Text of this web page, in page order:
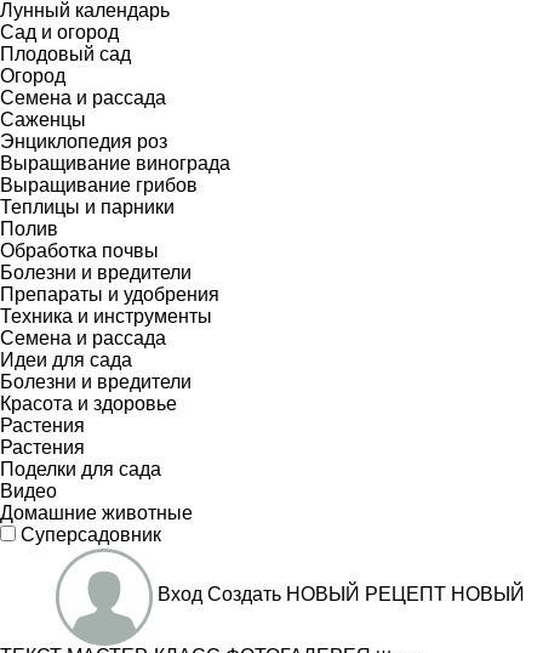
Лунный календарь
Сад и огород
Плодовый сад
Огород
Семена и рассада
Саженцы
Энциклопедия роз
Выращивание винограда
Выращивание грибов
Теплицы и парники
Полив
Обработка почвы
Болезни и вредители
Препараты и удобрения
Техника и инструменты
Семена и рассада
Идеи для сада
Болезни и вредители
Красота и здоровье
Растения
Растения
Поделки для сада
Видео
Домашние животные
Суперсадовник
Вход Создать НОВЫЙ РЕЦЕПТ НОВЫЙ